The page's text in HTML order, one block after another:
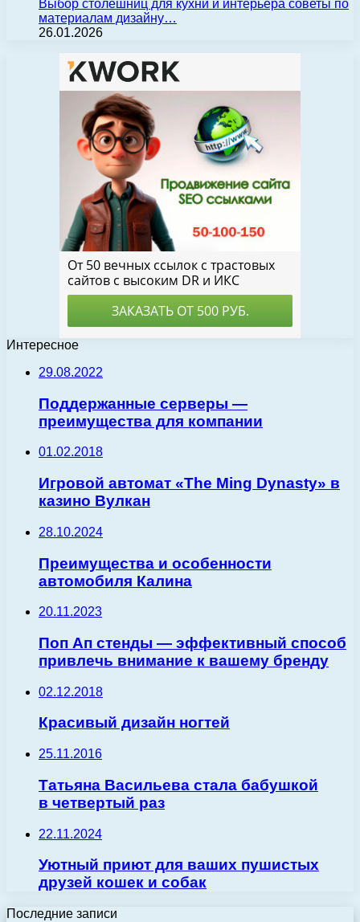
Выбор столешниц для кухни и интерьера советы по
материалам дизайну…
26.01.2026
Интересное
29.08.2022
Поддержанные серверы —
преимущества для компании
01.02.2018
Игровой автомат «The Ming Dynasty» в
казино Вулкан
28.10.2024
Преимущества и особенности
автомобиля Калина
20.11.2023
Поп Ап стенды — эффективный способ
привлечь внимание к вашему бренду
02.12.2018
Красивый дизайн ногтей
25.11.2016
Татьяна Васильева стала бабушкой
в четвертый раз
22.11.2024
Уютный приют для ваших пушистых
друзей кошек и собак
Последние записи